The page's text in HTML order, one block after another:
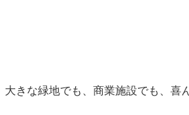
きな緑地でも、商業施設でも、喜